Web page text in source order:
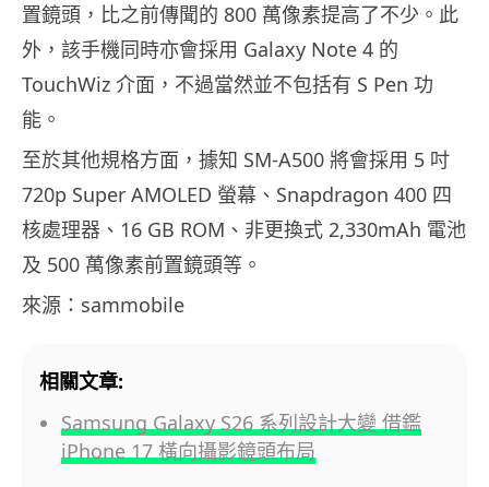
置鏡頭，比之前傳聞的 800 萬像素提高了不少。此
外，該手機同時亦會採用 Galaxy Note 4 的
TouchWiz 介面，不過當然並不包括有 S Pen 功
能。
至於其他規格方面，據知 SM-A500 將會採用 5 吋
720p Super AMOLED 螢幕、Snapdragon 400 四
核處理器、16 GB ROM、非更換式 2,330mAh 電池
及 500 萬像素前置鏡頭等。
來源：sammobile
相關文章:
Samsung Galaxy S26 系列設計大變 借鑑
iPhone 17 橫向攝影鏡頭布局